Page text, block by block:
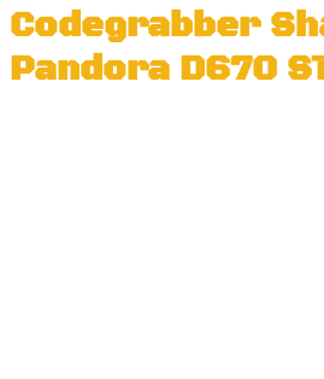
Codegrabber
Pandora D670